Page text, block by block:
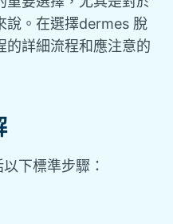
說。在選擇dermes 脫
的詳細流程和應注意的
下標準步驟：